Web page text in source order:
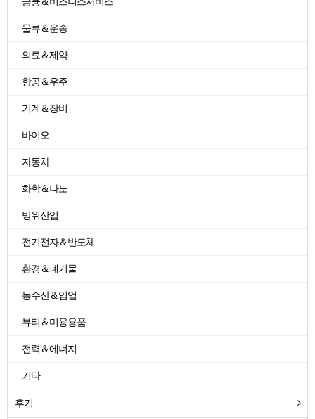
물류＆운송
의료＆제약
항공＆우주
기계＆장비
바이오
자동차
화학＆나노
방위산업
전기전자＆반도체
환경＆폐기물
농수산＆임업
뷰티＆미용용품
전력＆에너지
기타
후기